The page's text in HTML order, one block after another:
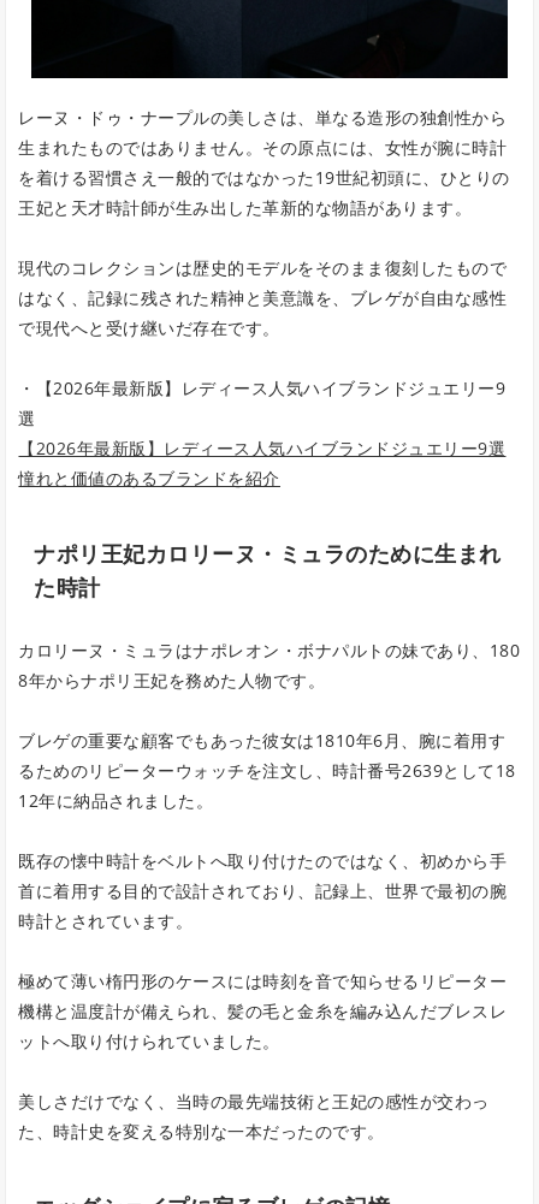
レーヌ・ドゥ・ナープルの美しさは、単なる造形の独創性から
生まれたものではありません。その原点には、女性が腕に時計
を着ける習慣さえ一般的ではなかった19世紀初頭に、ひとりの
王妃と天才時計師が生み出した革新的な物語があります。
現代のコレクションは歴史的モデルをそのまま復刻したもので
はなく、記録に残された精神と美意識を、ブレゲが自由な感性
で現代へと受け継いだ存在です。
・【2026年最新版】レディース人気ハイブランドジュエリー9
選
【2026年最新版】レディース人気ハイブランドジュエリー9選
憧れと価値のあるブランドを紹介
ナポリ王妃カロリーヌ・ミュラのために生まれ
た時計
カロリーヌ・ミュラはナポレオン・ボナパルトの妹であり、180
8年からナポリ王妃を務めた人物です。
ブレゲの重要な顧客でもあった彼女は1810年6月、腕に着用す
るためのリピーターウォッチを注文し、時計番号2639として18
12年に納品されました。
既存の懐中時計をベルトへ取り付けたのではなく、初めから手
首に着用する目的で設計されており、記録上、世界で最初の腕
時計とされています。
極めて薄い楕円形のケースには時刻を音で知らせるリピーター
機構と温度計が備えられ、髪の毛と金糸を編み込んだブレスレ
ットへ取り付けられていました。
美しさだけでなく、当時の最先端技術と王妃の感性が交わっ
た、時計史を変える特別な一本だったのです。